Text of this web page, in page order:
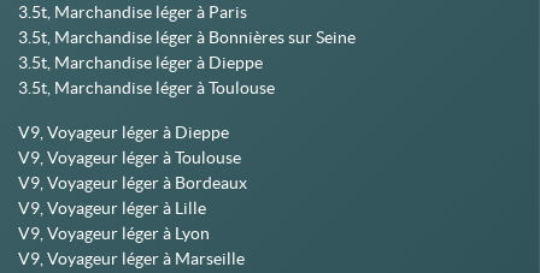
3.5t, Marchandise léger à Paris
3.5t, Marchandise léger à Bonnières sur Seine
3.5t, Marchandise léger à Dieppe
3.5t, Marchandise léger à Toulouse
V9, Voyageur léger à Dieppe
V9, Voyageur léger à Toulouse
V9, Voyageur léger à Bordeaux
V9, Voyageur léger à Lille
V9, Voyageur léger à Lyon
V9, Voyageur léger à Marseille